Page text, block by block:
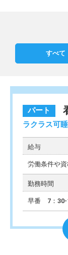
すべて
パート
ラクラス可
給与
労働条件や
勤務時間
早番 7：30-